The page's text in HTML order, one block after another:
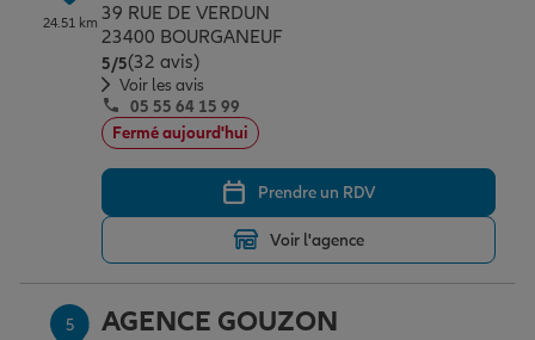
24.51 km 39 RUE DE VERDUN
23400 BOURGANEUF
5/5Note de 5 sur 5
(32 avis)
Voir les avis
05 55 64 15 99
Fermé aujourd'hui
Prendre un RDV
Voir l'agence
5 AGENCE GOUZON